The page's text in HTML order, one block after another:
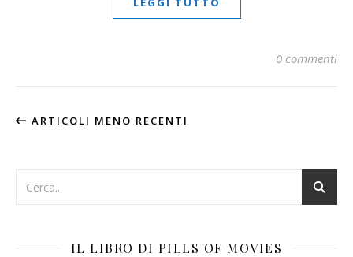
0 commenti
ARTICOLI MENO RECENTI
IL LIBRO DI PILLS OF MOVIES